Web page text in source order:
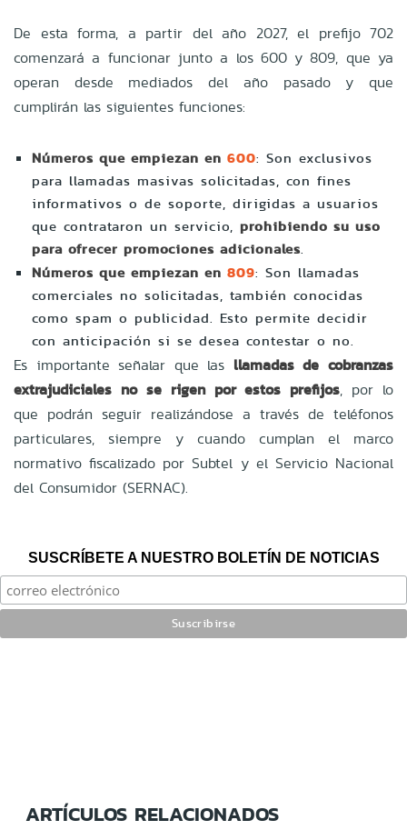
De esta forma, a partir del año 2027, el prefijo 702
comenzará a funcionar junto a los 600 y 809, que ya
operan desde mediados del año pasado y que
cumplirán las siguientes funciones:
Números que empiezan en 600: Son exclusivos
para llamadas masivas solicitadas, con fines
informativos o de soporte, dirigidas a usuarios
que contrataron un servicio, prohibiendo su uso
para ofrecer promociones adicionales.
Números que empiezan en 809: Son llamadas
comerciales no solicitadas, también conocidas
como spam o publicidad. Esto permite decidir
con anticipación si se desea contestar o no.
Es importante señalar que las llamadas de cobranzas
extrajudiciales no se rigen por estos prefijos, por lo
que podrán seguir realizándose a través de teléfonos
particulares, siempre y cuando cumplan el marco
normativo fiscalizado por Subtel y el Servicio Nacional
del Consumidor (SERNAC).
SUSCRÍBETE A NUESTRO BOLETÍN DE NOTICIAS
ARTÍCULOS RELACIONADOS